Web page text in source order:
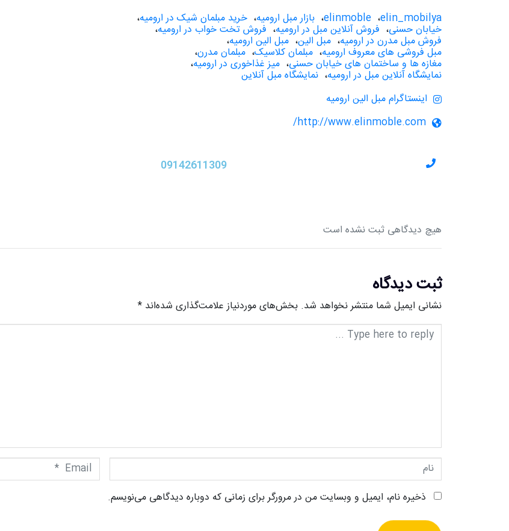
elin_mobilya، elinmoble، بازار مبل ارومیه، خرید مبلمان شیک در ارومیه،
خیابان حسنی، فروش آنلاین مبل در ارومیه، فروش تخت خواب در ارومیه،
فروش مبل مدرن در ارومیه، مبل الین، مبل الین ارومیه،
مبل فروشی های معروف ارومیه، مبلمان کلاسیک، مبلمان مدرن،
مغازه ها و ساختمان های خیابان حسنی، میز غذاخوری در ارومیه،
نمایشگاه آنلاین مبل در ارومیه، نمایشگاه مبل آنلاین
اینستاگرام مبل الین ارومیه
http://www.elinmoble.com/
09142611309
هیچ دیدگاهی ثبت نشده است
ثبت دیدگاه
نشانی ایمیل شما منتشر نخواهد شد. بخش‌های موردنیاز علامت‌گذاری شده‌اند *
متن
نام
Email
*
ذخیره نام، ایمیل و وبسایت من در مرورگر برای زمانی که دوباره دیدگاهی می‌نویسم.